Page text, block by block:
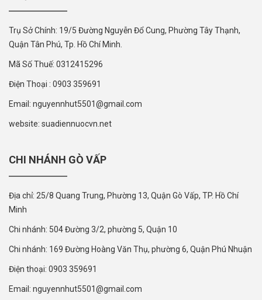
Trụ Sở Chính: 19/5 Đường Nguyễn Đổ Cung, Phường Tây Thạnh,
Quận Tân Phú, Tp. Hồ Chí Minh.
Mã Số Thuế: 0312415296
Điện Thoại : 0903 359691
Email: nguyennhut5501@gmail.com
website: suadiennuocvn.net
CHI NHÁNH GÒ VẤP
Địa chỉ: 25/8 Quang Trung, Phường 13, Quận Gò Vấp, TP. Hồ Chí
Minh
Chi nhánh: 504 Đường 3/2, phường 5, Quận 10
Chi nhánh: 169 Đường Hoàng Văn Thụ, phường 6, Quận Phú Nhuận
Điện thoại: 0903 359691
Email: nguyennhut5501@gmail.com